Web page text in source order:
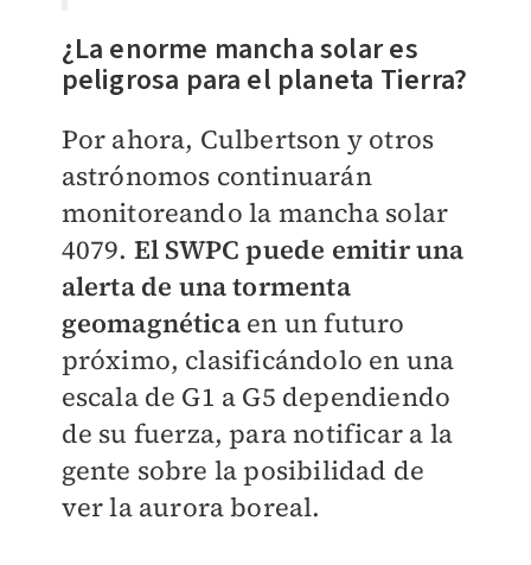
¿La enorme mancha solar es
peligrosa para el planeta Tierra?
Por ahora, Culbertson y otros
astrónomos continuarán
monitoreando la mancha solar
4079. El SWPC puede emitir una
alerta de una tormenta
geomagnéticaen un futuro
próximo, clasificándolo en una
escala de G1 a G5 dependiendo
de su fuerza, para notificar a la
gente sobre la posibilidad de
ver la aurora boreal.